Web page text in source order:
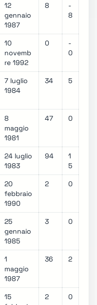
12
gennaio
1987
8
-
8
10
novemb
re 1992
0
-
0
7 luglio
1984
34 5
8
maggio
1981
47 0
24 luglio
1983
94
1
5
20
febbraio
1990
2 0
25
gennaio
1985
3 0
1
maggio
1987
36 2
15
2 0